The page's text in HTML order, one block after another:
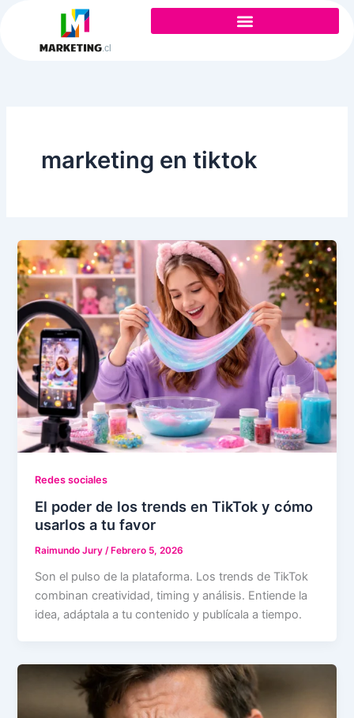
contenido
marketing en tiktok
Redes sociales
El poder de los trends en TikTok y cómo
usarlos a tu favor
Raimundo Jury/ Febrero 5, 2026
Son el pulso de la plataforma. Los trends de TikTok
combinan creatividad, timing y análisis. Entiende la
idea, adáptala a tu contenido y publícala a tiempo.